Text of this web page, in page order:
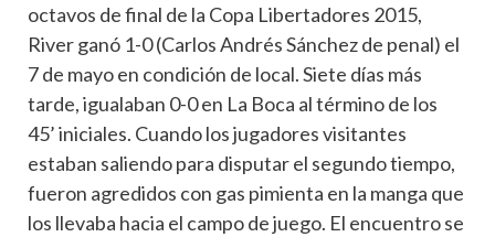
octavos de final de la Copa Libertadores 2015,
River ganó 1-0 (Carlos Andrés Sánchez de penal) el
7 de mayo en condición de local. Siete días más
tarde, igualaban 0-0 en La Boca al término de los
45’ iniciales. Cuando los jugadores visitantes
estaban saliendo para disputar el segundo tiempo,
fueron agredidos con gas pimienta en la manga que
los llevaba hacia el campo de juego. El encuentro se